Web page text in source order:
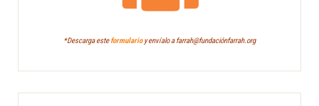
*Descarga este formularioy envíalo a farrah@fundaciónfarrah.org